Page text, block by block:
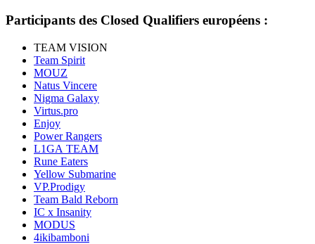
Participants des Closed Qualifiers européens :
TEAM VISION
Team Spirit
MOUZ
Natus Vincere
Nigma Galaxy
Virtus.pro
Enjoy
Power Rangers
L1GA TEAM
Rune Eaters
Yellow Submarine
VP.Prodigy
Team Bald Reborn
IC x Insanity
MODUS
4ikibamboni